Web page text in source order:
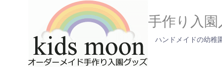
手作り入
ハンドメイドの幼稚